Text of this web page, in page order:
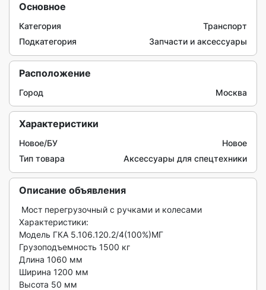
Основное
Категория
Транспорт
Подкатегория
Запчасти и аксессуары
Расположение
Город Москва
Характеристики
Новое/БУ
Новое
Тип товара
Аксессуары для спецтехники
Описание объявления
Характеристики:
Модель ГКА 5.106.120.2/4(100%)МГ
Грузоподъемность 1500 кг
Длина 1060 мм
Ширина 1200 мм
Высота 50 мм